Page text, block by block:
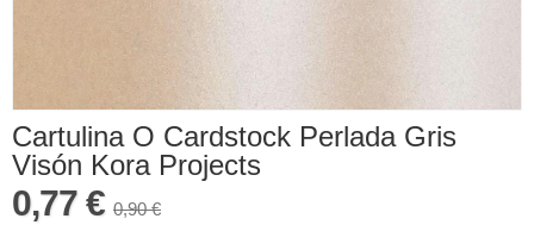
Cartulina O Cardstock Perlada Gris
Visón Kora Projects
0,77 € 0,90 €